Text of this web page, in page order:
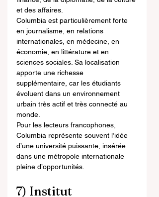
et des affaires.
Columbia est particulièrement forte
en journalisme, en relations
internationales, en médecine, en
économie, en littérature et en
sciences sociales. Sa localisation
apporte une richesse
supplémentaire, car les étudiants
évoluent dans un environnement
urbain très actif et très connecté au
monde.
Pour les lecteurs francophones,
Columbia représente souvent l’idée
d’une université puissante, insérée
dans une métropole internationale
pleine d’opportunités.
7) Institut